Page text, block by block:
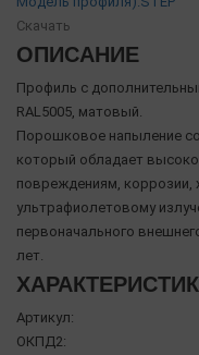
Скачать
ОПИСАНИЕ
Профиль с
RAL5005, матовый.
Порошковое напыление
который обладает
повреждениям, коррозии,
ультрафиолетовому
первоначального
лет.
Артикул:
ОКПД2: